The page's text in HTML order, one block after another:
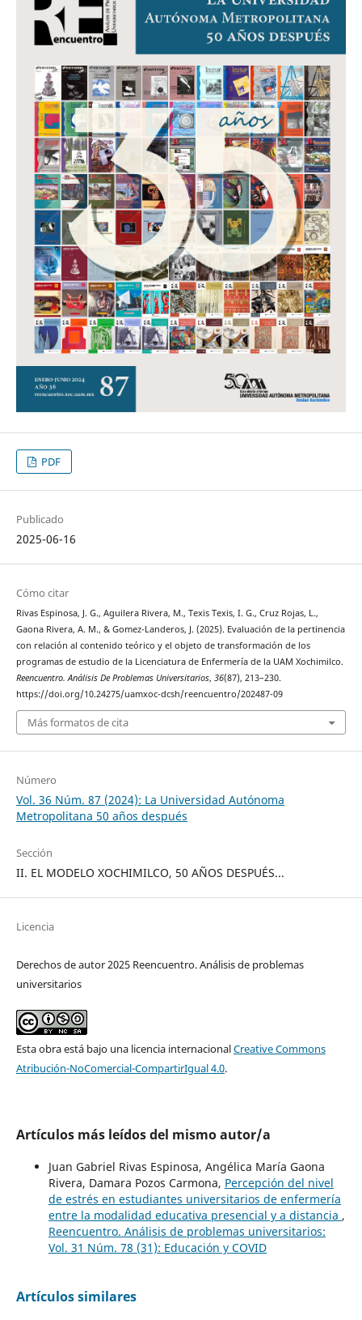
PDF
Publicado
2025-06-16
Cómo citar
Rivas Espinosa, J. G., Aguilera Rivera, M., Texis Texis, I. G., Cruz Rojas, L.,
Gaona Rivera, A. M., & Gomez-Landeros, J. (2025). Evaluación de la pertinencia
con relación al contenido teórico y el objeto de transformación de los
programas de estudio de la Licenciatura de Enfermería de la UAM Xochimilco.
Reencuentro. Análisis De Problemas Universitarios, 36(87), 213–230.
https://doi.org/10.24275/uamxoc-dcsh/reencuentro/202487-09
Más formatos de cita
Número
Vol. 36 Núm. 87 (2024): La Universidad Autónoma
Metropolitana 50 años después
Sección
II. EL MODELO XOCHIMILCO, 50 AÑOS DESPUÉS...
Licencia
Derechos de autor 2025 Reencuentro. Análisis de problemas
universitarios
Esta obra está bajo una licencia internacionalCreative Commons
Atribución-NoComercial-CompartirIgual 4.0.
Artículos más leídos del mismo autor/a
Juan Gabriel Rivas Espinosa, Angélica María Gaona
Rivera, Damara Pozos Carmona, Percepción del nivel
de estrés en estudiantes universitarios de enfermería
entre la modalidad educativa presencial y a distancia ,
Reencuentro. Análisis de problemas universitarios:
Vol. 31 Núm. 78 (31): Educación y COVID
Artículos similares